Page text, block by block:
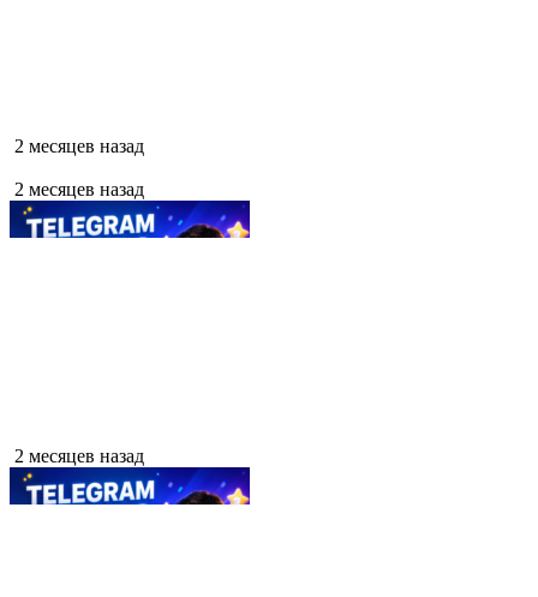
2 месяцев назад
2 месяцев назад
2 месяцев назад